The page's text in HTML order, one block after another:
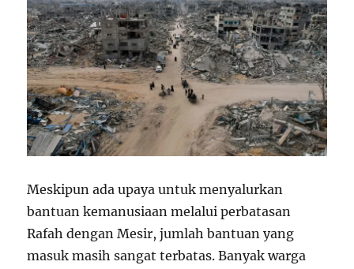
Meskipun ada upaya untuk menyalurkan
bantuan kemanusiaan melalui perbatasan
Rafah dengan Mesir, jumlah bantuan yang
masuk masih sangat terbatas. Banyak warga